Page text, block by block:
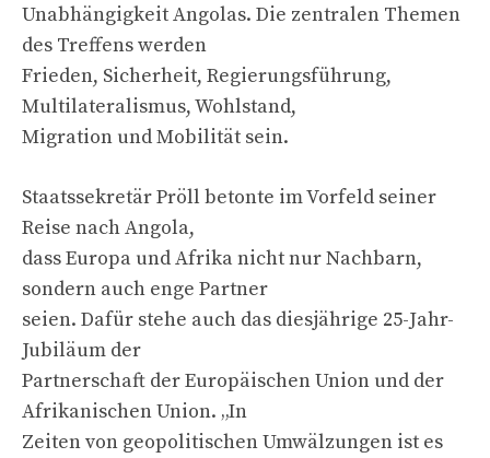
Unabhängigkeit Angolas. Die zentralen Themen
des Treffens werden
Frieden, Sicherheit, Regierungsführung,
Multilateralismus, Wohlstand,
Migration und Mobilität sein.
Staatssekretär Pröll betonte im Vorfeld seiner
Reise nach Angola,
dass Europa und Afrika nicht nur Nachbarn,
sondern auch enge Partner
seien. Dafür stehe auch das diesjährige 25-Jahr-
Jubiläum der
Partnerschaft der Europäischen Union und der
Afrikanischen Union. „In
Zeiten von geopolitischen Umwälzungen ist es